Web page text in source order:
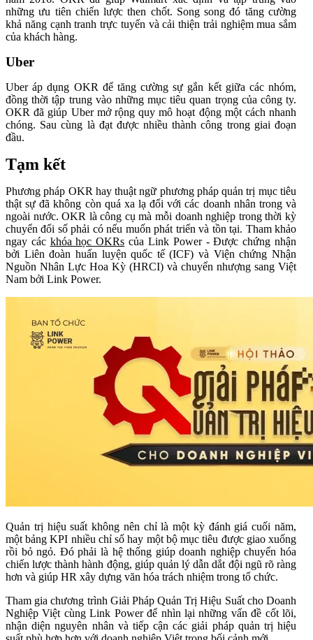
những ưu tiên chiến lược then chốt. Song song đó tăng cường
khả năng cạnh tranh trực tuyến và cải thiện trải nghiệm mua sắm
của khách hàng.
Uber
Uber áp dụng OKR để tăng cường sự gắn kết giữa các nhóm,
đồng thời tập trung vào những mục tiêu quan trọng của công ty.
OKR đã giúp Uber mở rộng quy mô hoạt động một cách nhanh
chóng. Sau cùng là đạt được nhiều thành công trong giai đoạn
đầu.
Tạm kết
Phương pháp OKR hay thuật ngữ phương pháp quản trị mục tiêu
thật sự đã không còn quá xa lạ đối với các doanh nhân trong và
ngoài nước. OKR là công cụ mà mỗi doanh nghiệp trong thời kỳ
chuyển đổi số phải có nếu muốn phát triển và tồn tại. Tham khảo
ngay các khóa học OKRs của Link Power - Được chứng nhận
bởi Liên đoàn huấn luyện quốc tế (ICF) và Viện chứng Nhận
Nguồn Nhân Lực Hoa Kỳ (HRCI) và chuyển nhượng sang Việt
Nam bởi Link Power.
Quản trị hiệu suất không nên chỉ là một kỳ đánh giá cuối năm,
một bảng KPI nhiều chỉ số hay một bộ mục tiêu được giao xuống
rồi bỏ ngỏ. Đó phải là hệ thống giúp doanh nghiệp chuyển hóa
chiến lược thành hành động, giúp quản lý dẫn dắt đội ngũ rõ ràng
hơn và giúp HR xây dựng văn hóa trách nhiệm trong tổ chức.
Tham gia chương trình Giải Pháp Quản Trị Hiệu Suất cho Doanh
Nghiệp Việt cùng Link Power để nhìn lại những vấn đề cốt lõi,
nhận diện nguyên nhân và tiếp cận các giải pháp quản trị hiệu